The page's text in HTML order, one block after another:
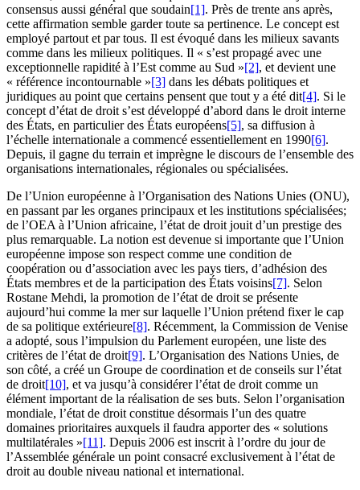
consensus aussi général que soudain[1]. Près de trente ans après,
cette affirmation semble garder toute sa pertinence. Le concept est
employé partout et par tous. Il est évoqué dans les milieux savants
comme dans les milieux politiques. Il « s’est propagé avec une
exceptionnelle rapidité à l’Est comme au Sud »[2], et devient une
« référence incontournable »[3] dans les débats politiques et
juridiques au point que certains pensent que tout y a été dit[4]. Si le
concept d’état de droit s’est développé d’abord dans le droit interne
des États, en particulier des États européens[5], sa diffusion à
l’échelle internationale a commencé essentiellement en 1990[6].
Depuis, il gagne du terrain et imprègne le discours de l’ensemble des
organisations internationales, régionales ou spécialisées.
De l’Union européenne à l’Organisation des Nations Unies (ONU),
en passant par les organes principaux et les institutions spécialisées;
de l’OEA à l’Union africaine, l’état de droit jouit d’un prestige des
plus remarquable. La notion est devenue si importante que l’Union
européenne impose son respect comme une condition de
coopération ou d’association avec les pays tiers, d’adhésion des
États membres et de la participation des États voisins[7]. Selon
Rostane Mehdi, la promotion de l’état de droit se présente
aujourd’hui comme la mer sur laquelle l’Union prétend fixer le cap
de sa politique extérieure[8]. Récemment, la Commission de Venise
a adopté, sous l’impulsion du Parlement européen, une liste des
critères de l’état de droit[9]. L’Organisation des Nations Unies, de
son côté, a créé un Groupe de coordination et de conseils sur l’état
de droit[10], et va jusqu’à considérer l’état de droit comme un
élément important de la réalisation de ses buts. Selon l’organisation
mondiale, l’état de droit constitue désormais l’un des quatre
domaines prioritaires auxquels il faudra apporter des « solutions
multilatérales »[11]. Depuis 2006 est inscrit à l’ordre du jour de
l’Assemblée générale un point consacré exclusivement à l’état de
droit au double niveau national et international.